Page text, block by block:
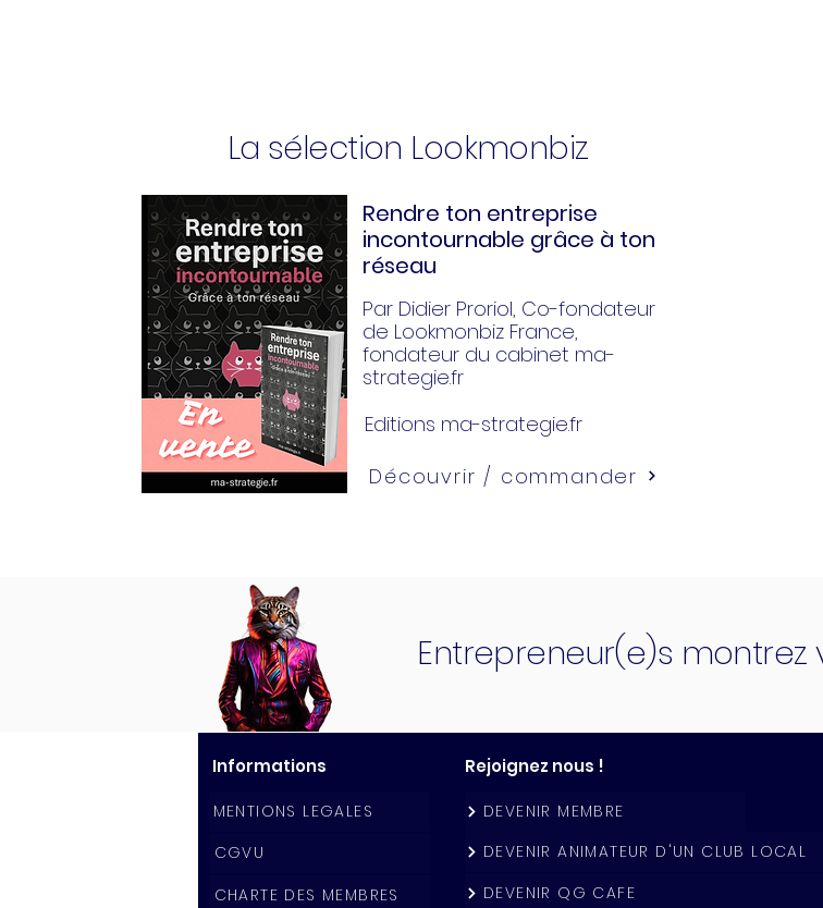
La sélection Lookmonbiz
Rendre ton entreprise
incontournable grâce à ton
réseau
Par Didier Proriol, Co-fondateur
de Lookmonbiz France,
fondateur du cabinet ma-
strategie.fr
Editions ma-strategie.fr
Découvrir / commander
Entrepreneur(e)s
Informations
MENTIONS LEGALES
CGVU
CHARTE DES MEMBRES
Rejoignez nous !
DEVENIR MEMBRE
DEVENIR ANIMATEUR D'UN CLUB LOCAL
DEVENIR QG CAFE